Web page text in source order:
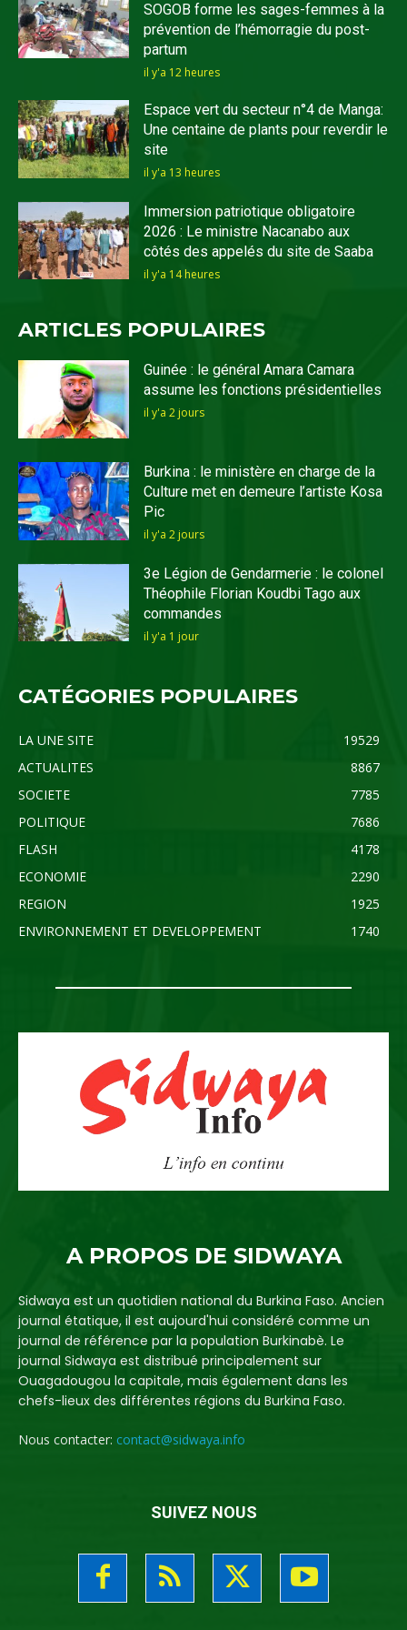
SOGOB forme les sages-femmes à la
prévention de l’hémorragie du post-
partum
il y'a 12 heures
Espace vert du secteur n°4 de Manga:
Une centaine de plants pour reverdir le
site
il y'a 13 heures
Immersion patriotique obligatoire
2026 : Le ministre Nacanabo aux
côtés des appelés du site de Saaba
il y'a 14 heures
ARTICLES POPULAIRES
Guinée : le général Amara Camara
assume les fonctions présidentielles
il y'a 2 jours
Burkina : le ministère en charge de la
Culture met en demeure l’artiste Kosa
Pic
il y'a 2 jours
3e Légion de Gendarmerie : le colonel
Théophile Florian Koudbi Tago aux
commandes
il y'a 1 jour
CATÉGORIES POPULAIRES
LA UNE SITE
19529
ACTUALITES
8867
SOCIETE
7785
POLITIQUE
7686
FLASH
4178
ECONOMIE
2290
REGION
1925
ENVIRONNEMENT ET DEVELOPPEMENT
1740
A PROPOS DE SIDWAYA
Sidwaya est un quotidien national du Burkina Faso. Ancien
journal étatique, il est aujourd'hui considéré comme un
journal de référence par la population Burkinabè. Le
journal Sidwaya est distribué principalement sur
Ouagadougou la capitale, mais également dans les
chefs-lieux des différentes régions du Burkina Faso.
Nous contacter: contact@sidwaya.info
SUIVEZ NOUS